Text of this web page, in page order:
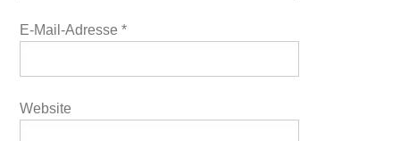
E-Mail-Adresse*
Website